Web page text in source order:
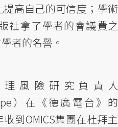
高自己的可信度；學術
社拿了學者的會議費之
者的名譽。
理風險研究負責人
）在《德廣電台》的
到OMICS集團在杜拜主